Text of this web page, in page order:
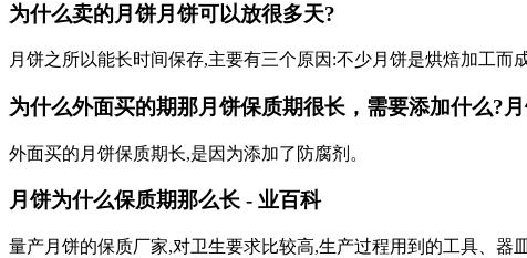
为什么卖的月饼月饼可以放很多天?
月饼之所以能长时间保存,主要有三个原因:不少月饼是烘焙加工
为什么外面买的期那月饼保质期很长，需要添加什么?
外面买的月饼保质期长,是因为添加了防腐剂。
月饼为什么保质期那么长 - 业百科
量产月饼的保质厂家,对卫生要求比较高,生产过程用到的工具、器